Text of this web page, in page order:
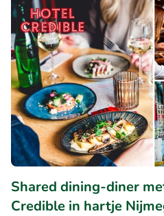
Shared dining-diner
Credible in hartje